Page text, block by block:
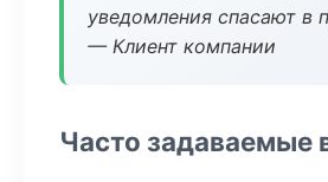
уведомления спасают в
— Клиент компании
Часто задаваемые